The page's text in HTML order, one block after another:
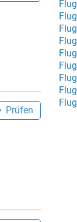
Prüfen